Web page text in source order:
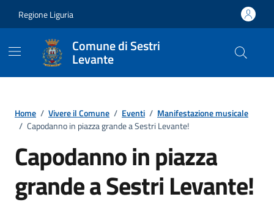
Regione Liguria
Comune di Sestri
Levante
Home / Vivere il Comune / Eventi / Manifestazione musicale
/ Capodanno in piazza grande a Sestri Levante!
Capodanno in piazza
grande a Sestri Levante!